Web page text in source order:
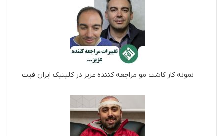
نمونه کار کاشت مو مراجعه کننده عزیز در کلینیک ایران فیت